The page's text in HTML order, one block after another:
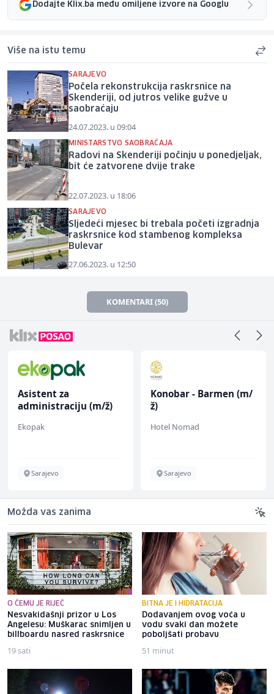
Dodajte Klix.ba među omiljene izvore na Googlu
Više na istu temu
SARAJEVO
Počela rekonstrukcija raskrsnice na
Skenderiji, od jutros velike gužve u
saobraćaju
24.07.2023. u 09:04
MINISTARSTVO SAOBRAĆAJA
Radovi na Skenderiji počinju u ponedjeljak,
bit će zatvorene dvije trake
22.07.2023. u 18:06
SARAJEVO
Sljedeći mjesec bi trebala početi izgradnja
raskrsnice kod stambenog kompleksa
Bulevar
27.06.2023. u 12:50
KOMENTARI (50)
Asistent za
administraciju (m/ž)
Ekopak
Sarajevo
Konobar - Barmen (m/
ž)
Hotel Nomad
Sarajevo
Možda vas zanima
O ČEMU JE RIJEČ
Nesvakidašnji prizor u Los
Angelesu: Muškarac snimljen u
billboardu nasred raskrsnice
19 sati
BITNA JE I HIDRATACIJA
Dodavanjem ovog voća u
vodu svaki dan možete
poboljšati probavu
51 minut